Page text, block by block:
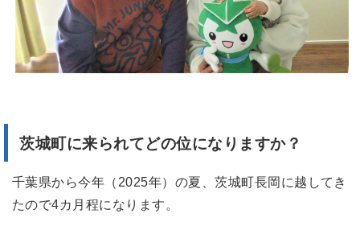
茨城町に来られてどの位になりますか？
千葉県から今年（2025年）の夏、茨城町長岡に越してき
たので4カ月程になります。